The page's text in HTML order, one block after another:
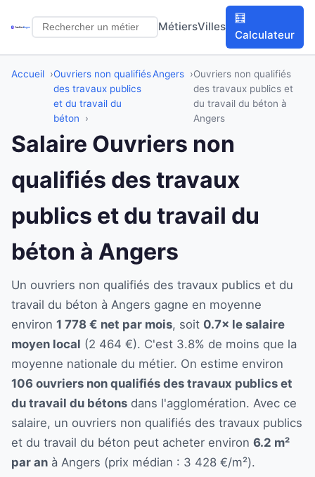
MétiersVilles
🧮
Calculateur
Accueil
Ouvriers non qualifiés
des travaux publics
et du travail du
béton
Angers
Ouvriers non qualifiés
des travaux publics et
du travail du béton à
Angers
Salaire Ouvriers non
qualifiés des travaux
publics et du travail du
béton à Angers
Un ouvriers non qualifiés des travaux publics et du
travail du béton à Angers gagne en moyenne
environ 1 778 € net par mois, soit 0.7× le salaire
moyen local (2 464 €). C'est 3.8% de moins que la
moyenne nationale du métier. On estime environ
106 ouvriers non qualifiés des travaux publics et
du travail du bétons dans l'agglomération. Avec ce
salaire, un ouvriers non qualifiés des travaux publics
et du travail du béton peut acheter environ 6.2 m²
par an à Angers (prix médian : 3 428 €/m²).